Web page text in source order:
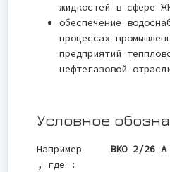
жидкостей в сфере
обеспечение
процессах
предприятий
нефтегазовой
Условное
Например ВКО 2/26
, где :